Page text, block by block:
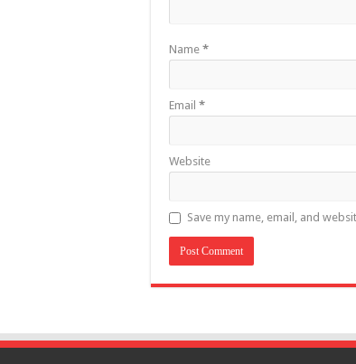
Name *
Email *
Website
Save my name, email, and